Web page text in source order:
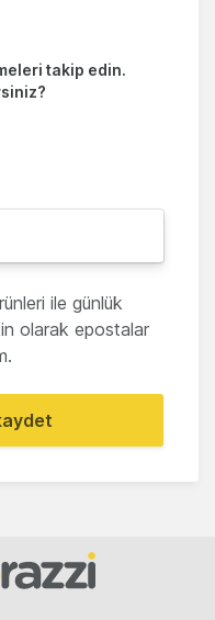
takip edin.
ile günlük
olarak epostalar